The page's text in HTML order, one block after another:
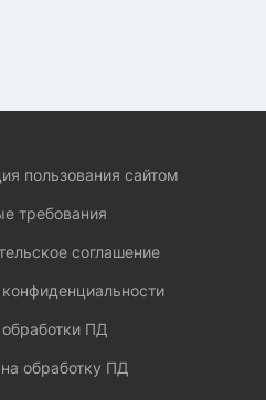
пользования сайтом
требования
соглашение
ПД
обработку ПД